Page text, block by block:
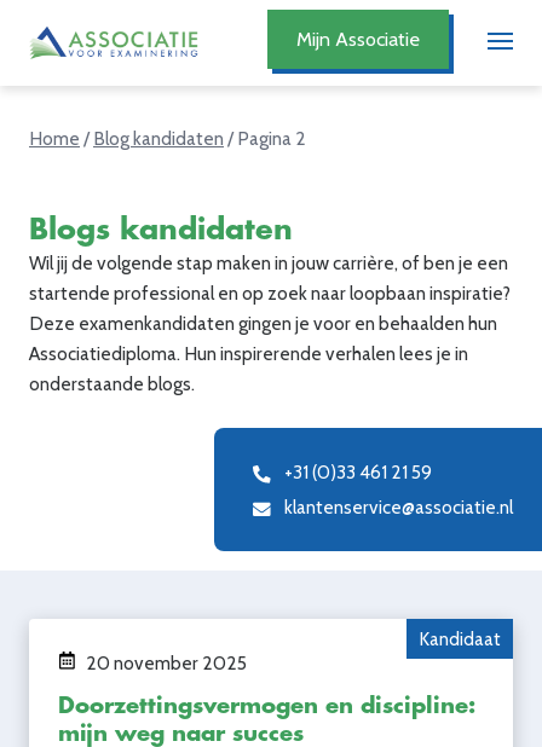
Mijn Associatie
Home /Blog kandidaten /Pagina 2
Blogs kandidaten
Wil jij de volgende stap maken in jouw carrière, of ben je een
startende professional en op zoek naar loopbaan inspiratie?
Deze examenkandidaten gingen je voor en behaalden hun
Associatiediploma. Hun inspirerende verhalen lees je in
onderstaande blogs.
+31 (0)33 461 21 59
klantenservice@associatie.nl
Kandidaat
20 november 2025
Doorzettingsvermogen en discipline:
mijn weg naar succes